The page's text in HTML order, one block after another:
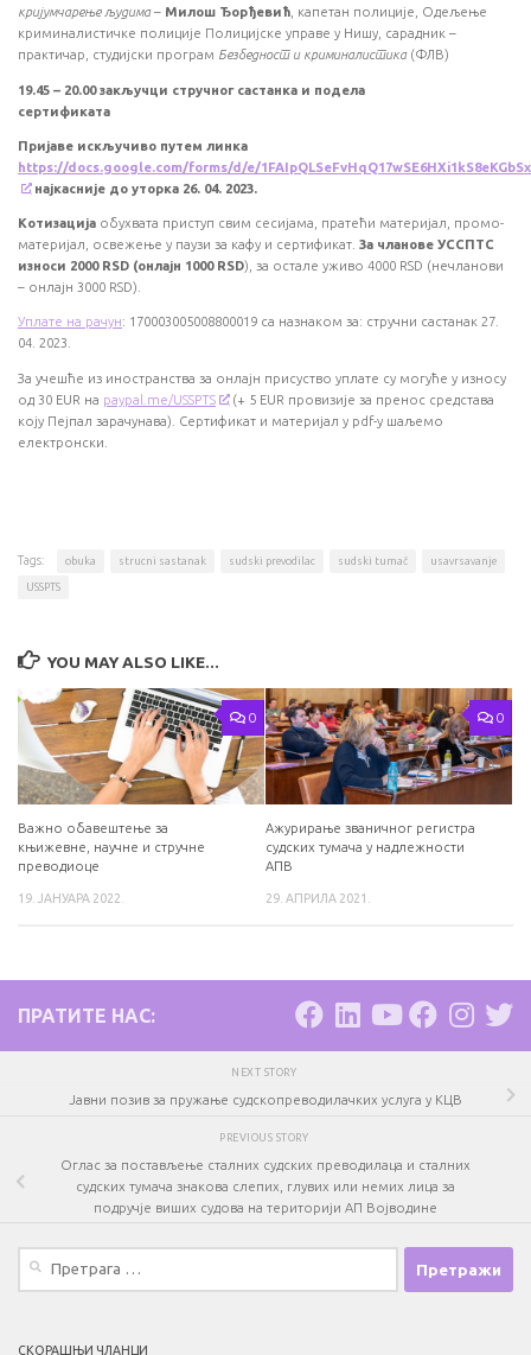
кријумчарење људима– Милош Ђорђевић , капетан полиције, Одељење
криминалистичке полиције Полицијске управе у Нишу, сарадник –
практичар, студијски програм Безбедност и криминалистика (ФЛВ)
19.45 – 20.00 закључци стручног састанка и подела
сертификата
Пријаве искључиво путем линка
https://docs.google.com/forms/d/e/
најкасније до уторка 26. 04. 2023.
Котизација обухвата приступ свим сесијама, пратећи материјал, промо-
материјал, освежење у паузи за кафу и сертификат. 3а чланове УССПТС
износи 2000 RSD (онлајн 1000 RSD), за остале уживо 4000 RSD (нечланови
– онлајн 3000 RSD).
Уплате на рачун: 170003005008800019 са назнаком за: стручни састанак 27.
04. 2023.
За учешће из иностранства за онлајн присуство уплате су могуће у износу
од 30 EUR на paypal.me/USSPTS
(+ 5 ЕUR провизијe за пренос средстава
коју Пејпал зарачунава). Сертификат и материјал у pdf-у шаљемо
електронски.
Tags: obuka strucni sastanak sudski prevodilac sudski tumač usavrsavanje
USSPTS
YOU MAY ALSO LIKE...
0
Важно обавештење за
књижевне, научне и стручне
преводиоце
19. ЈАНУАРА 2022.
0
Ажурирање званичног регистра
судских тумача у надлежности
АПВ
29. АПРИЛА 2021.
ПРАТИТЕ НАС:
NEXT STORY
Јавни позив за пружање судскопреводилачких услуга у КЦВ
PREVIOUS STORY
Оглас за постављење сталних судских преводилаца и сталних
судских тумача знакова слепих, глувих или немих лица за
подручје виших судова на територији АП Војводине
СКОРАШЊИ ЧЛАНЦИ